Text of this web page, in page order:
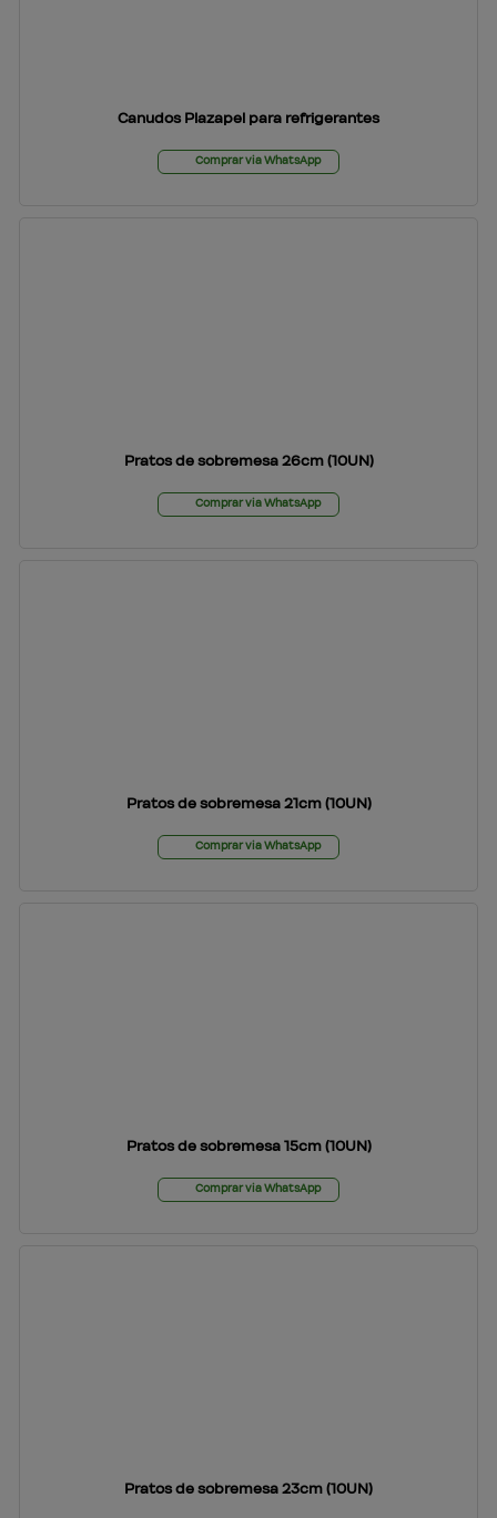
Canudos Plazapel para refrigerantes
Comprar via WhatsApp
Pratos de sobremesa 26cm (10UN)
Comprar via WhatsApp
Pratos de sobremesa 21cm (10UN)
Comprar via WhatsApp
Pratos de sobremesa 15cm (10UN)
Comprar via WhatsApp
Pratos de sobremesa 23cm (10UN)